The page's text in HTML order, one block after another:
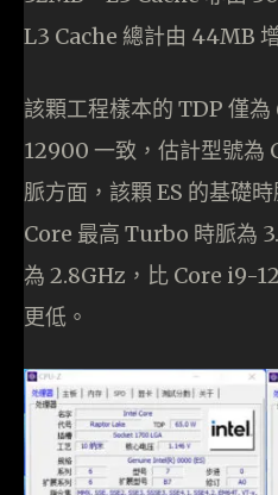
L3 Cache 總計由 44MB
該顆工程樣本的 TDP 僅
12900 一致，估計型號
脈方面，該顆 ES 的基礎
Core 最高 Turbo 時脈為
為 2.8GHz，比 Core i9-
更低。